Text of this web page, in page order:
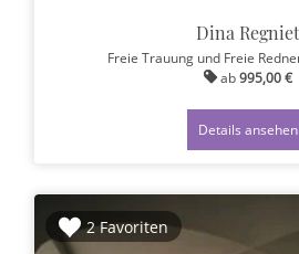
Dina Regniet
Freie Trauung und Freie
ab995,00 €
Details ansehen
2 Favoriten